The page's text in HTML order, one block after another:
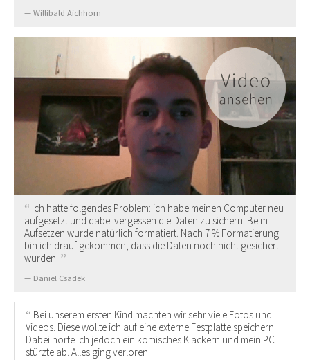
Willibald Aichhorn
Ich hatte folgendes Problem: ich habe meinen Computer neu
aufgesetzt und dabei vergessen die Daten zu sichern. Beim
Aufsetzen wurde natürlich formatiert. Nach 7 % Formatierung
bin ich drauf gekommen, dass die Daten noch nicht gesichert
wurden.
Daniel Csadek
Bei unserem ersten Kind machten wir sehr viele Fotos und
Videos. Diese wollte ich auf eine externe Festplatte speichern.
Dabei hörte ich jedoch ein komisches Klackern und mein PC
stürzte ab. Alles ging verloren!